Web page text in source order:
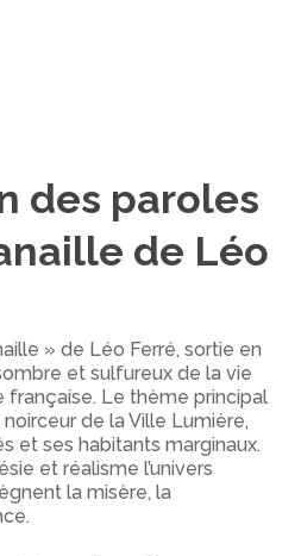
des paroles
de Léo
» de Léo Ferré, sortie en
et sulfureux de la vie
française. Le thème principal
de la Ville Lumière,
et ses habitants marginaux.
et réalisme l’univers
la misère, la